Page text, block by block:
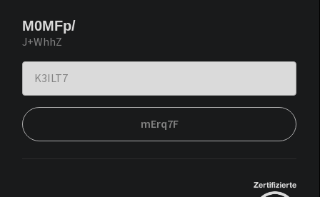
M0MFp/
J+WhhZ
mErq7F